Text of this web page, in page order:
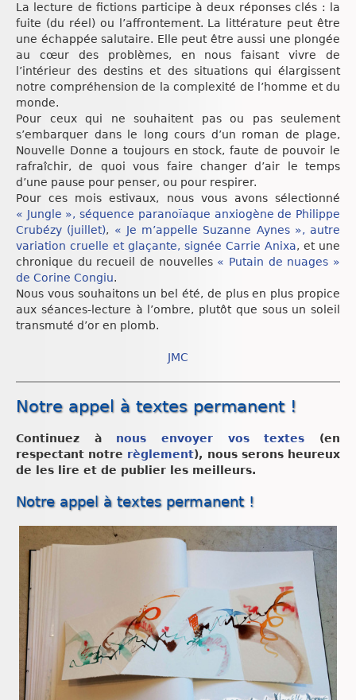
La lecture de fictions participe à deux réponses clés : la
fuite (du réel) ou l’affrontement. La littérature peut être
une échappée salutaire. Elle peut être aussi une plongée
au cœur des problèmes, en nous faisant vivre de
l’intérieur des destins et des situations qui élargissent
notre compréhension de la complexité de l’homme et du
monde.
Pour ceux qui ne souhaitent pas ou pas seulement
s’embarquer dans le long cours d’un roman de plage,
Nouvelle Donne a toujours en stock, faute de pouvoir le
rafraîchir, de quoi vous faire changer d’air le temps
d’une pause pour penser, ou pour respirer.
Pour ces mois estivaux, nous vous avons sélectionné
« Jungle », séquence paranoïaque anxiogène de Philippe
Crubézy (juillet), « Je m’appelle Suzanne Aynes », autre
variation cruelle et glaçante, signée Carrie Anixa, et une
chronique du recueil de nouvelles « Putain de nuages »
de Corine Congiu.
Nous vous souhaitons un bel été, de plus en plus propice
aux séances-lecture à l’ombre, plutôt que sous un soleil
transmuté d’or en plomb.
JMC
Notre appel à textes permanent !
Continuez à nous envoyer vos textes (en
respectant notre règlement), nous serons heureux
de les lire et de publier les meilleurs.
Notre appel à textes permanent !